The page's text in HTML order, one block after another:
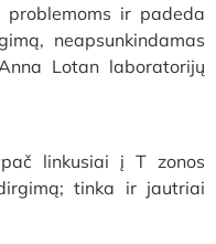
ir padeda
neapsunkindamas
Lotan laboratorijų
linkusiai į T zonos
tinka ir jautriai